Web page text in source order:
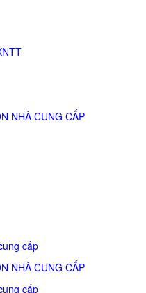
NHÀ CUNG CẤP
cấp
NHÀ CUNG CẤP
cấp